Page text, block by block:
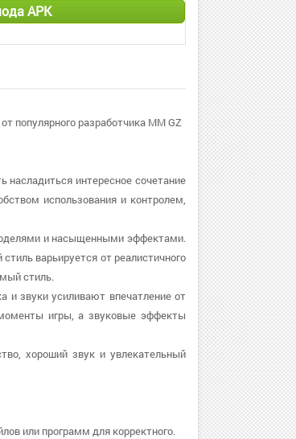
APK
популярного разработчика MM GZ
насладиться интересное сочетание
использования и контролем,
и насыщенными эффектами.
варьируется от реалистичного
стиль.
и звуки усиливают впечатление от
игры, а звуковые эффекты
хороший звук и увлекательный
или программ для корректного.